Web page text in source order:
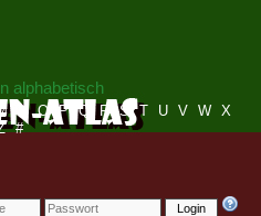
Login
alphabetisch
M N O P Q R S T U V W X
#